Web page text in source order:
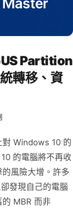
Partition
轉移、資
Windows 10 的
的電腦將不再收
風險大增。許多
發現自己的電腦
MBR 而非